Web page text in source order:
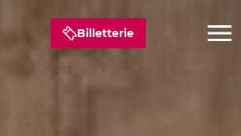
Billetterie